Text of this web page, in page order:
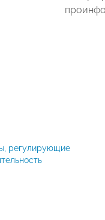
регулирующие